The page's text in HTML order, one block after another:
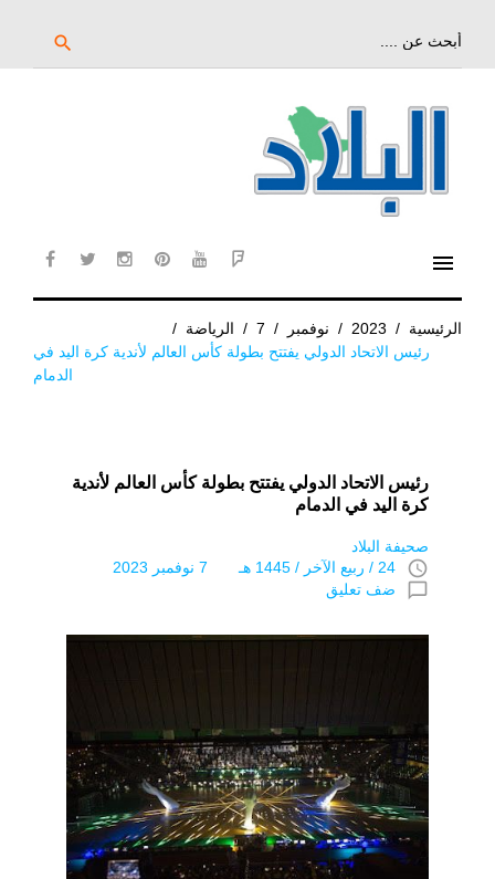
search
menu
الرئيسية /
2023
/ نوفمبر /
7
/ الرياضة /
رئيس الاتحاد الدولي يفتتح بطولة كأس العالم لأندية كرة اليد في
الدمام
رئيس الاتحاد الدولي يفتتح بطولة كأس العالم لأندية
كرة اليد في الدمام
صحيفة البلاد
access_time 24 / ربيع الآخر / 1445 هـ 7 نوفمبر 2023
chat_bubble_outline ضف تعليق